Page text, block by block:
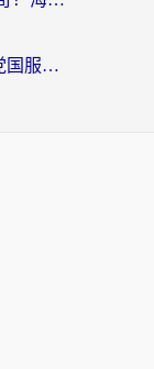
新加坡怎么玩战争与文明？海外党国服游戏加速器终极避坑指南